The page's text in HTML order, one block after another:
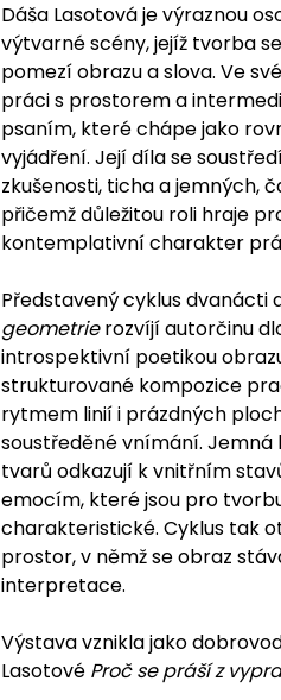
Dáša Lasotová je výraznou
výtvarné scény, jejíž tvorba
pomezí obrazu a slova. Ve
práci s prostorem a
psaním, které chápe jako
vyjádření. Její díla se
zkušenosti, ticha a jemných,
přičemž důležitou roli hraje
kontemplativní charakter
Představený cyklus dvanácti
geometrierozvíjí autorčinu
introspektivní poetikou
strukturované kompozice
rytmem linií i prázdných
soustředěné vnímání.
tvarů odkazují k vnitřním
emocím, které jsou pro
charakteristické. Cyklus tak
prostor, v němž se obraz
interpretace.
Výstava vznikla jako
Lasotové Proč se práší z